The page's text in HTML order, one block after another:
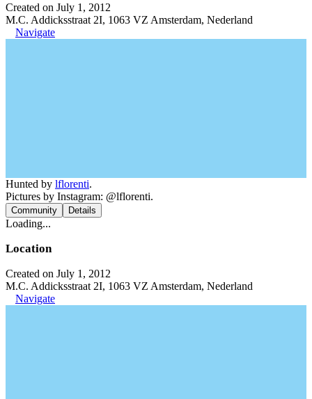
Created on July 1, 2012
M.C. Addicksstraat 2I, 1063 VZ Amsterdam, Nederland
Navigate
Hunted by lflorenti.
Pictures by Instagram: @lflorenti.
Community Details
Loading...
Location
Created on July 1, 2012
M.C. Addicksstraat 2I, 1063 VZ Amsterdam, Nederland
Navigate